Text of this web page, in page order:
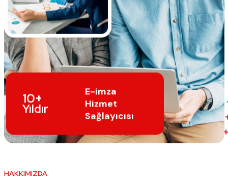
HAKKIMIZDA
10+
Yıldır
E-imza
Hizmet
Sağlayıcısı